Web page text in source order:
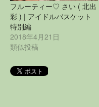
フルーティー♡ さい ( 北出
彩 ) | アイドルバスケット
特別編
2018年4月21日
類似投稿